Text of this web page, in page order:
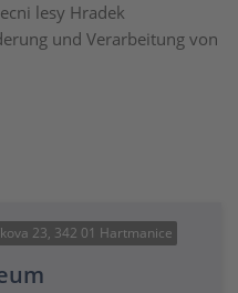
lesy Hradek
und Verarbeitung von
23, 342 01 Hartmanice